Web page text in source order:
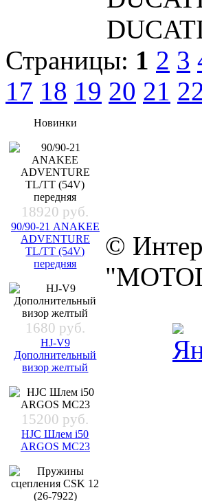
Страницы: 1 2 3
17 18 19 20 21
Новинки
18920 руб.
90/90-21 ANAKEE
ADVENTURE
TL/TT (54V)
передняя
1680 руб.
HJ-V9
Дополнительный
визор желтый
15200 руб.
HJC Шлем i50
ARGOS MC23
©